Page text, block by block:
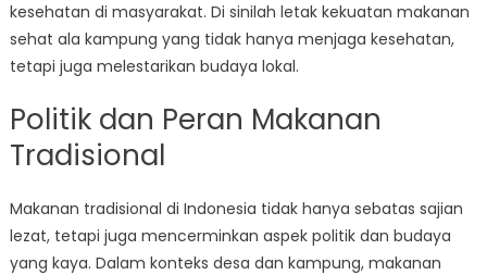
kesehatan di masyarakat. Di sinilah letak kekuatan makanan
sehat ala kampung yang tidak hanya menjaga kesehatan,
tetapi juga melestarikan budaya lokal.
Politik dan Peran Makanan
Tradisional
Makanan tradisional di Indonesia tidak hanya sebatas sajian
lezat, tetapi juga mencerminkan aspek politik dan budaya
yang kaya. Dalam konteks desa dan kampung, makanan